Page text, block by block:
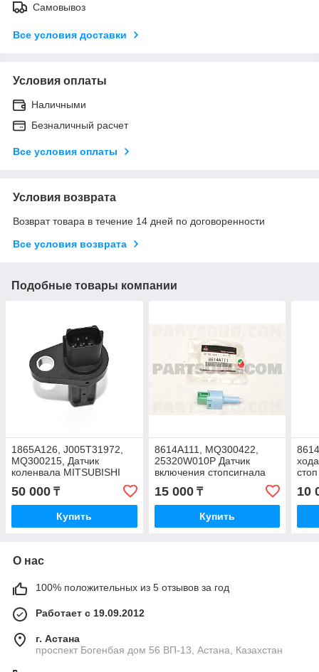
Самовывоз
Все условия доставки
Условия оплаты
Наличными
Безналичный расчет
Все условия оплаты
Условия возврата
Возврат товара в течение 14 дней по договоренности
Все условия возврата
Подобные товары компании
1865A126, J005T31972,
MQ300215, Датчик
коленвала MITSUBISHI
OUTLANDER CW5W,
GF2W, GF3W, MITSUBISHI
LANCER CY4A, JAPAN
50 000 ₸
Купить
8614A111, MQ300422,
25320W010P Датчик
включения стопсигнала
MITSUBISHI ASX GA2W
4B11 V-2.0, OUTLANDER
GF3W 2012, JAPAN
15 000₸
Купить
10
О нас
100% положительных из 5 отзывов за год
Работает с 19.09.2012
г. Астана
проспект Богенбая дом 56 ВП-13, Астана, Казахстан